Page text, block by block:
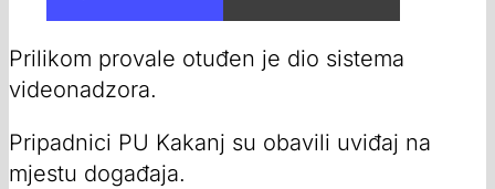
Prilikom provale otuđen je dio sistema
videonadzora.
Pripadnici PU Kakanj su obavili uviđaj na
mjestu događaja.